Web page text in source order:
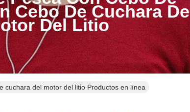
Cebo De Cuchara
Del Litio
cuchara del motor del litio Productos en línea